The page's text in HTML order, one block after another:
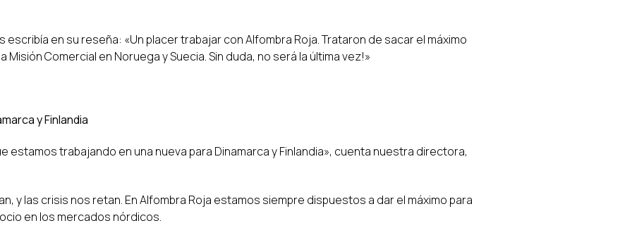
en su reseña: «Un placer trabajar con Alfombra Roja. Trataron de sacar el máximo
Comercial en Noruega y Suecia. Sin duda, no será la última vez!»
y Finlandia
estamos trabajando en una nueva para Dinamarca y Finlandia», cuenta nuestra directora,
y las crisis nos retan. En Alfombra Roja estamos siempre dispuestos a dar el máximo para
en los mercados nórdicos.